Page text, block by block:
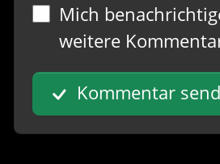
Mich
weitere
Kommentar